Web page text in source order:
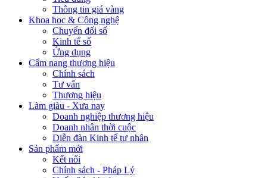
Thông tin giá vàng
Khoa học & Công nghệ
Chuyển đổi số
Kinh tế số
Ứng dụng
Cẩm nang thương hiệu
Chính sách
Tư vấn
Thương hiệu
Làm giàu - Xưa nay
Doanh nghiệp thương hiệu
Doanh nhân thời cuộc
Diễn đàn Kinh tế tư nhân
Sản phẩm mới
Kết nối
Chính sách - Pháp Lý